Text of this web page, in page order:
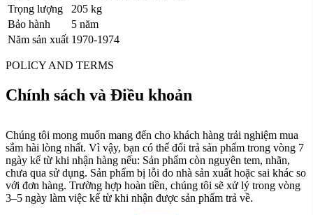
Trọng lượng
205 kg
Bảo hành
5 năm
Năm sản xuất 1970-1974
POLICY AND TERMS
Chính sách và Điều khoản
Chúng tôi mong muốn mang đến cho khách hàng trải nghiệm mua
sắm hài lòng nhất. Vì vậy, bạn có thể đổi trả sản phẩm trong vòng 7
ngày kể từ khi nhận hàng nếu: Sản phẩm còn nguyên tem, nhãn,
chưa qua sử dụng. Sản phẩm bị lỗi do nhà sản xuất hoặc sai khác so
với đơn hàng. Trường hợp hoàn tiền, chúng tôi sẽ xử lý trong vòng
3–5 ngày làm việc kể từ khi nhận được sản phẩm trả về.